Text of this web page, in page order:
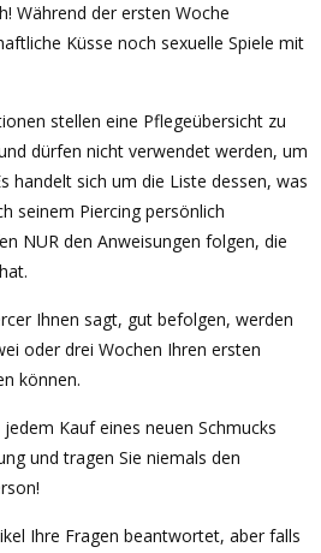
Während der ersten Woche
Küsse noch sexuelle Spiele mit
stellen eine Pflegeübersicht zu
dürfen nicht verwendet werden, um
handelt sich um die Liste dessen, was
seinem Piercing persönlich
NUR den Anweisungen folgen, die
Ihnen sagt, gut befolgen, werden
oder drei Wochen Ihren ersten
können.
Kauf eines neuen Schmucks
und tragen Sie niemals den
Ihre Fragen beantwortet, aber falls